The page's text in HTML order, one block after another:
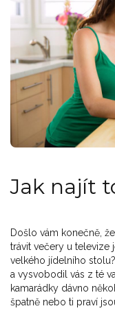
Jak najít
Došlo vám konečně,
trávit večery u televize
velkého jídelního
a vysvobodil vás z té
kamarádky dávno
špatně nebo ti praví